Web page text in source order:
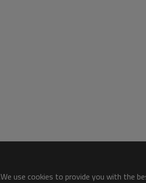
We use cookies to provide you with the